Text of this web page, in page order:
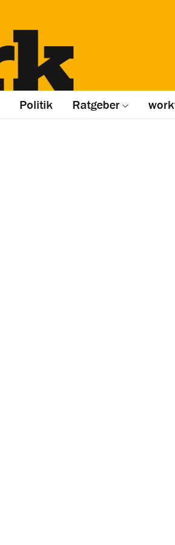
Politik Ratgeber